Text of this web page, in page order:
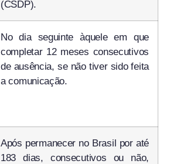
(CSDP).
No dia seguinte àquele em que
completar 12 meses consecutivos
de ausência, se não tiver sido feita
a comunicação.
Após permanecer no Brasil por até
183 dias, consecutivos ou não,